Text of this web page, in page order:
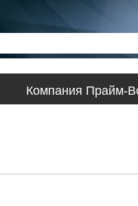
Компания Прайм-